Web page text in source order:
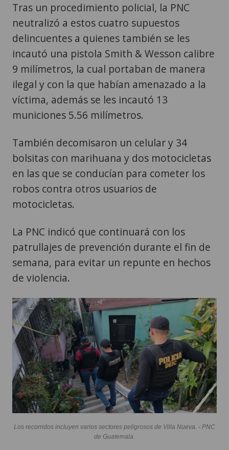
Tras un procedimiento policial, la PNC
neutralizó a estos cuatro supuestos
delincuentes a quienes también se les
incautó una pistola Smith & Wesson calibre
9 milímetros, la cual portaban de manera
ilegal y con la que habían amenazado a la
víctima, además se les incautó 13
municiones 5.56 milímetros.
También decomisaron un celular y 34
bolsitas con marihuana y dos motocicletas
en las que se conducían para cometer los
robos contra otros usuarios de
motocicletas.
La PNC indicó que continuará con los
patrullajes de prevención durante el fin de
semana, para evitar un repunte en hechos
de violencia.
Los recorridos incluyen varios sectores peligrosos de Villa Nueva. - PNC
de Guatemala.